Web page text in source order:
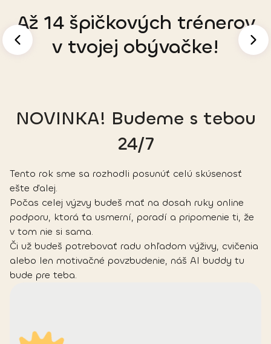
Až 14 špičkových trénerov
v tvojej obývačke!
NOVINKA! Budeme s tebou
24/7
Tento rok sme sa rozhodli posunúť celú skúsenosť
ešte ďalej.
Počas celej výzvy budeš mať na dosah ruky online
podporu, ktorá ťa usmerní, poradí a pripomenie ti, že
v tom nie si sama.
Či už budeš potrebovať radu ohľadom výživy, cvičenia
alebo len motivačné povzbudenie, náš AI buddy tu
bude pre teba.